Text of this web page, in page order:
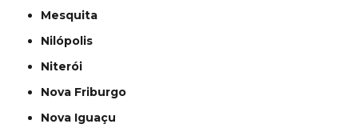
Mesquita
Nilópolis
Niterói
Nova Friburgo
Nova Iguaçu